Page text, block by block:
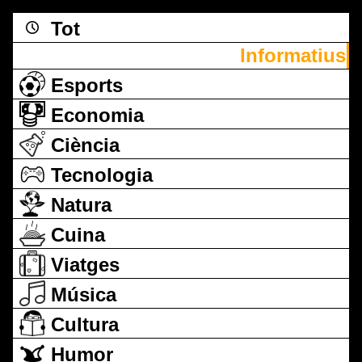
Tot
Informatius
Esports
Economia
Ciència
Tecnologia
Natura
Cuina
Viatges
Música
Cultura
Humor